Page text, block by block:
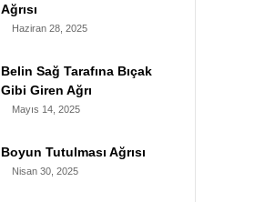
Ağrısı
Haziran 28, 2025
Belin Sağ Tarafına Bıçak
Gibi Giren Ağrı
Mayıs 14, 2025
Boyun Tutulması Ağrısı
Nisan 30, 2025